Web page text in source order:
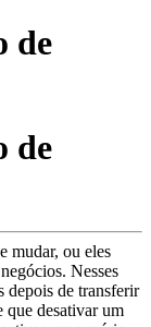
de
de
mudar, ou eles
Nesses
depois de transferir
que desativar um